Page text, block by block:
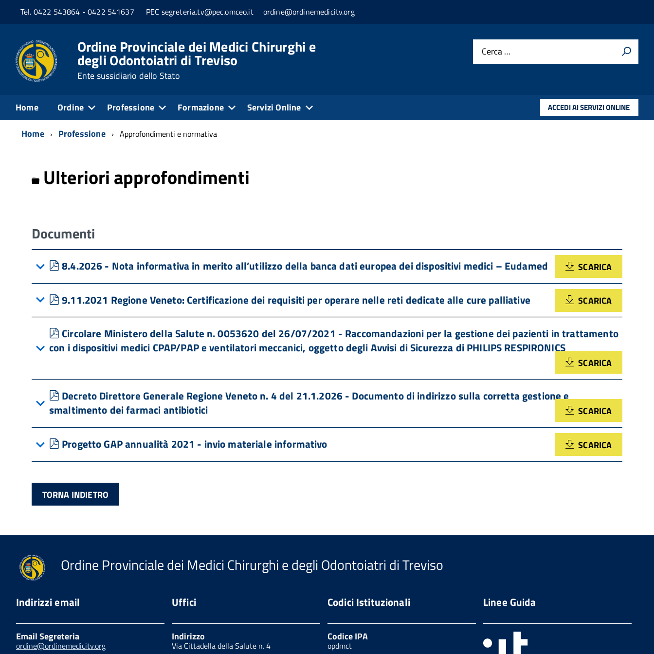
Tel. 0422 543864 - 0422 541637 PEC segreteria.tv@pec.omceo.it ordine@ordinemedicitv.org
Ordine Provinciale dei Medici Chirurghi e
degli Odontoiatri di Treviso
Ente sussidiario dello Stato
Cerca …
Home Ordine Professione Formazione Servizi Online ACCEDI AI SERVIZI ONLINE
Home Professione Approfondimenti e normativa
Cartella
Ulteriori approfondimenti
Documenti
pdf
8.4.2026 - Nota informativa in merito all’utilizzo della banca dati europea dei dispositivi medici – Eudamed SCARICA
pdf
9.11.2021 Regione Veneto: Certificazione dei requisiti per operare nelle reti dedicate alle cure palliative SCARICA
pdf
Circolare Ministero della Salute n. 0053620 del 26/07/2021 - Raccomandazioni per la gestione dei pazienti in trattamento
con i dispositivi medici CPAP/PAP e ventilatori meccanici, oggetto degli Avvisi di Sicurezza di PHILIPS RESPIRONICS
SCARICA
pdf
Decreto Direttore Generale Regione Veneto n. 4 del 21.1.2026 - Documento di indirizzo sulla corretta gestione e
smaltimento dei farmaci antibiotici
SCARICA
pdf
Progetto GAP annualità 2021 - invio materiale informativo SCARICA
TORNA INDIETRO
Ordine Provinciale dei Medici Chirurghi e degli Odontoiatri di Treviso
Indirizzi email
Email Segreteria
ordine@ordinemedicitv.org
Uffici
Indirizzo
Via Cittadella della Salute n. 4
Codici Istituzionali
Codice IPA
opdmct
Linee Guida